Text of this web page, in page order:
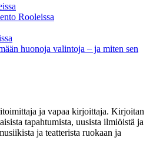
Rooleissa
huonoja valintoja – ja miten sen
ja vapaa kirjoittaja. Kirjoitan
tapahtumista, uusista ilmiöistä ja
ja teatterista ruokaan ja